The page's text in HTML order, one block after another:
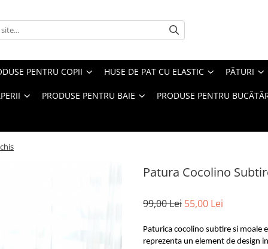
PENTRU COPII HUSE DE PAT CU ELASTIC PĂTURI
PRODUSE PENTRU BAIE PRODUSE PENTRU
Patura Cocolino
99,00 Lei 55,00 Lei
Paturica cocolino subtire si moale
reprezenta un element de design